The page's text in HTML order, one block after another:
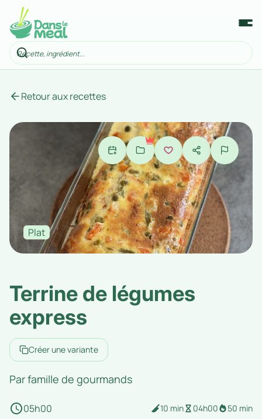
Retour aux recettes
Plat
Terrine de légumes
express
Créer une variante
Parfamille de gourmands
05h00 10 min 04h00 50 min